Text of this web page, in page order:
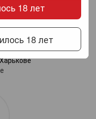
18 лет
18 лет
Гарантия
перевозчика.